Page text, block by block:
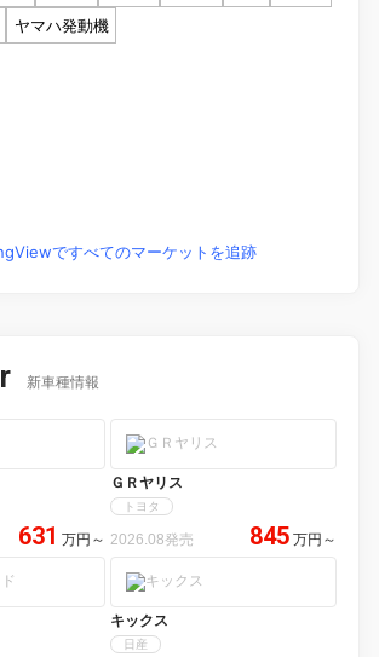
ヤマハ発動機
ですべてのマーケットを追跡
新車種情報
631 万円 ～
ＧＲヤリス
トヨタ
2026.08発売 845 万円 ～
キックス
日産